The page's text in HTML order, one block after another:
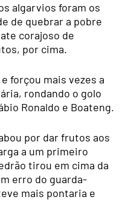
algarvios foram os
de quebrar a pobre
corajoso de
por cima.
forçou mais vezes a
rondando o golo
Ronaldo e Boateng.
por dar frutos aos
a um primeiro
tirou em cima da
erro do guarda-
mais pontaria e